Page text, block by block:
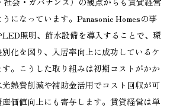
になっています。Panasonic Homesの事
照明、節水設備を導入することで、環
化を図り、入居率向上に成功しているケ
。こうした取り組みは初期コストがかか
熱費削減や補助金活用でコスト回収が可
価値向上にも寄与します。賃貸経営は単